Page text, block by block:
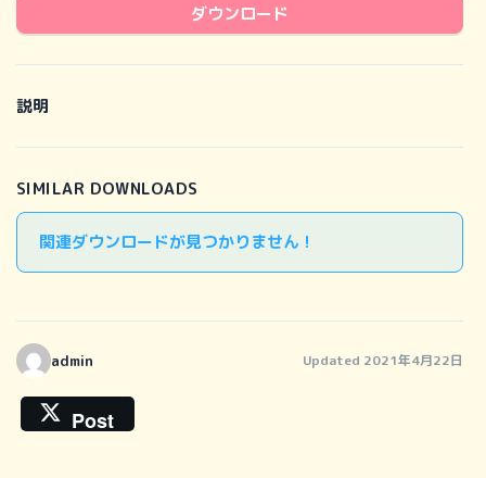
ダウンロード
説明
SIMILAR DOWNLOADS
関連ダウンロードが見つかりません !
admin Updated 2021年4月22日
Post